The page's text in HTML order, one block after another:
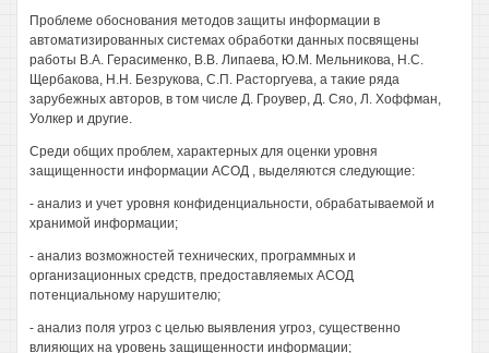
Проблеме обоснования методов защиты информации в
автоматизированных системах обработки данных посвящены
работы В.А. Герасименко, В.В. Липаева, Ю.М. Мельникова, Н.С.
Щербакова, H.H. Безрукова, С.П. Расторгуева, а такие ряда
зарубежных авторов, в том числе Д. Гроувер, Д. Сяо, Л. Хоффман,
Уолкер и другие.
Среди общих проблем, характерных для оценки уровня
защищенности информации АСОД , выделяются следующие:
- анализ и учет уровня конфиденциальности, обрабатываемой и
хранимой информации;
- анализ возможностей технических, программных и
организационных средств, предоставляемых АСОД
потенциальному нарушителю;
- анализ поля угроз с целью выявления угроз, существенно
влияющих на уровень защищенности информации;